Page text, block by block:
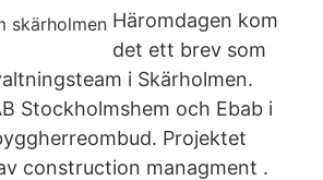
Häromdagen kom
det ett brev som
i Skärholmen.
Stockholmshem och Ebab i
Projektet
construction managment .